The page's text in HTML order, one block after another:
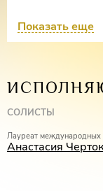
II отделение
«Пляска фурий»
Два фрагмента из
переложение для
Показать еще
СОЛИСТЫ
Лауреат международных
Анастасия